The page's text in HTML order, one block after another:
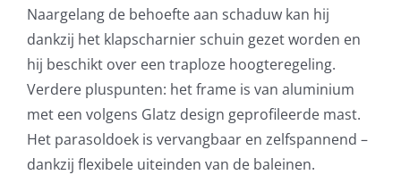
Naargelang de behoefte aan schaduw kan hij
dankzij het klapscharnier schuin gezet worden en
hij beschikt over een traploze hoogteregeling.
Verdere pluspunten: het frame is van aluminium
met een volgens Glatz design geprofileerde mast.
Het parasoldoek is vervangbaar en zelfspannend –
dankzij flexibele uiteinden van de baleinen.